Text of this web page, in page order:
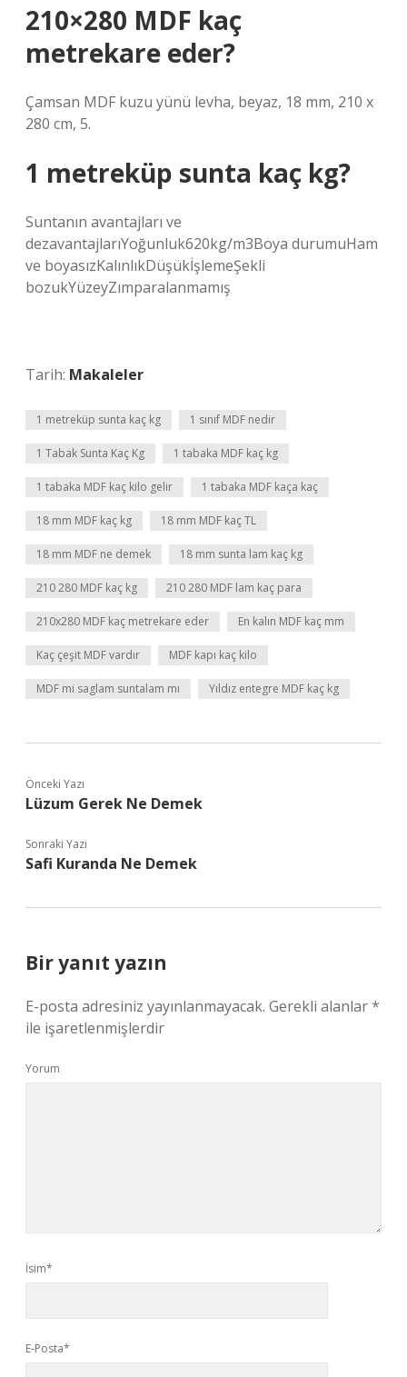
210×280 MDF kaç
metrekare eder?
Çamsan MDF kuzu yünü levha, beyaz, 18 mm, 210 x
280 cm, 5.
1 metreküp sunta kaç kg?
Suntanın avantajları ve
dezavantajlarıYoğunluk620kg/m3Boya durumuHam
ve boyasızKalınlıkDüşükİşlemeŞekli
bozukYüzeyZımparalanmamış
Tarih: Makaleler
1 metreküp sunta kaç kg 1 sınıf MDF nedir
1 Tabak Sunta Kaç Kg 1 tabaka MDF kaç kg
1 tabaka MDF kaç kilo gelir 1 tabaka MDF kaça kaç
18 mm MDF kaç kg 18 mm MDF kaç TL
18 mm MDF ne demek 18 mm sunta lam kaç kg
210 280 MDF kaç kg 210 280 MDF lam kaç para
210x280 MDF kaç metrekare eder En kalın MDF kaç mm
Kaç çeşit MDF vardır MDF kapı kaç kilo
MDF mi saglam suntalam mı Yıldız entegre MDF kaç kg
Önceki Yazı
Lüzum Gerek Ne Demek
Sonraki Yazı
Safi Kuranda Ne Demek
Bir yanıt yazın
E-posta adresiniz yayınlanmayacak. Gerekli alanlar*
ile işaretlenmişlerdir
Yorum
İsim*
E-Posta*